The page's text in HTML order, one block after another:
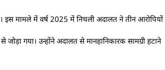
इस मामले में वर्ष 2025 में निचली अदालत ने तीन आरोपियों
गया। उन्होंने अदालत से मानहानिकारक सामग्री हटाने